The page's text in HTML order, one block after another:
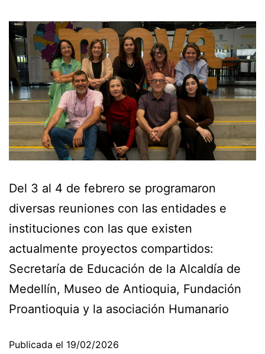
Del 3 al 4 de febrero se programaron
diversas reuniones con las entidades e
instituciones con las que existen
actualmente proyectos compartidos:
Secretaría de Educación de la Alcaldía de
Medellín, Museo de Antioquia, Fundación
Proantioquia y la asociación Humanario
Publicada el 19/02/2026